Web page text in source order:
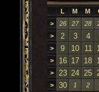
L M M
>
26 27 28
> 2 3 4
> 9 10 11
> 16 17 18
> 23 24 25
> 30 1 2